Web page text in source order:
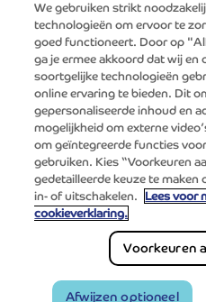
Antwoordnummer 390
3800 VB Amersfoort
Consumentenservice
0800-0765
bottom
Cookiebeleid
© 2026 | Optimel
We gebruiken strikt
technologieën om ervoor te
goed functioneert. Door op
ga je ermee akkoord dat wij en
soortgelijke technologieën
online ervaring te bieden. Dit
gepersonaliseerde inhoud en
mogelijkheid om externe
om geïntegreerde functies
gebruiken. Kies “Voorkeuren
gedetailleerde keuze te maken
in- of uitschakelen.
Lees voor
cookieverklaring.
Voorkeuren
Afwijzen optioneel